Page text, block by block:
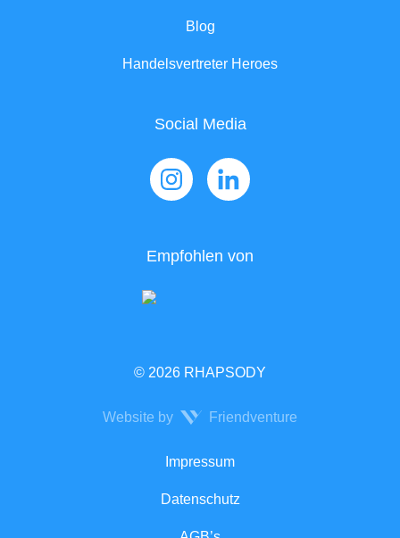
Blog
Handelsvertreter Heroes
Social Media
Empfohlen von
© 2026 RHAPSODY
Website by Friendventure
Impressum
Datenschutz